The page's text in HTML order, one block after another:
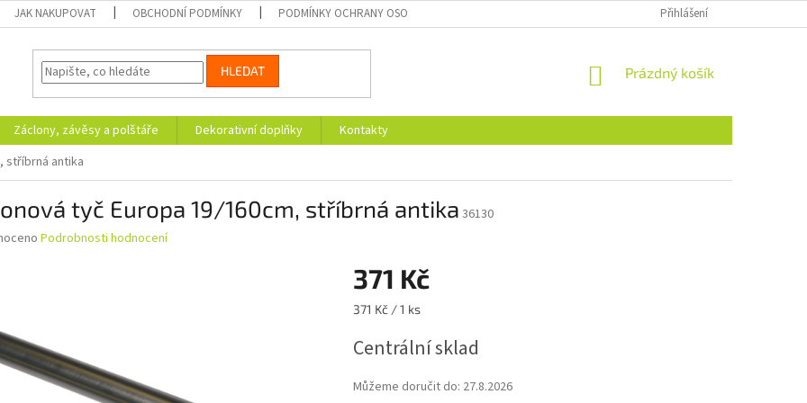
JAK NAKUPOVAT OBCHODNÍ PODMÍNKY PODMÍNKY OCHRANY OSOBNÍCH ÚDAJŮ FORMULÁŘ PRO
Přihlášení
HLEDAT
NÁKUPNÍ
Prázdný košík
Záclony, závěsy a polštáře Dekorativní doplňky
Kontakty
stříbrná antika
tyč Europa 19/160cm, stříbrná antika 36130
Podrobnosti hodnocení
371 Kč
Měrná
371 Kč / 1 ks
Centrální sklad
Můžeme doručit do: 27.8.2026